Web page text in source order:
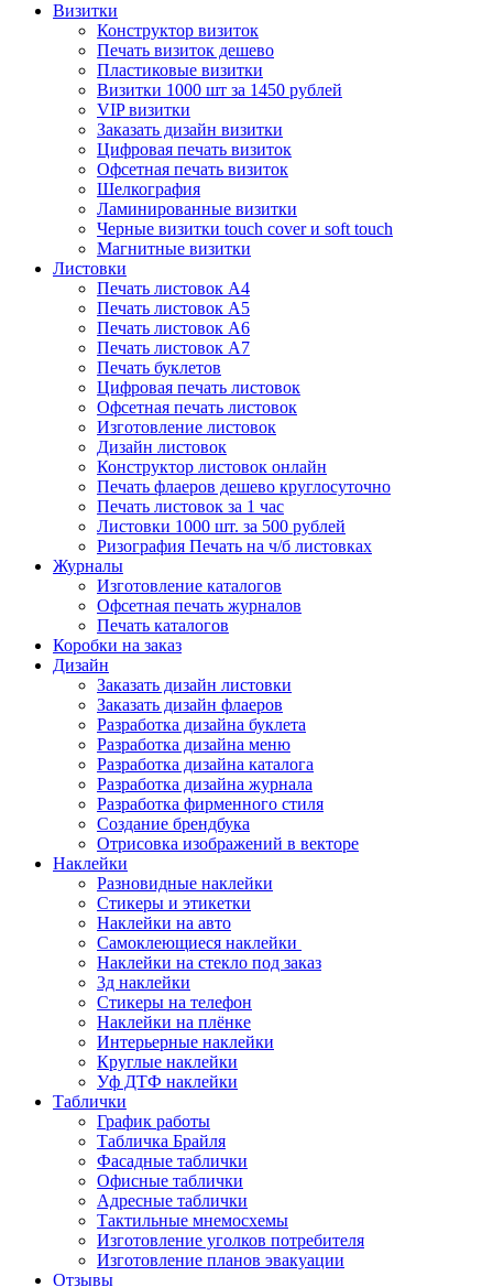
Визитки
Конструктор визиток
Печать визиток дешево
Пластиковые визитки
Визитки 1000 шт за 1450 рублей
VIP визитки
Заказать дизайн визитки
Цифровая печать визиток
Офсетная печать визиток
Шелкография
Ламинированные визитки
Черные визитки touch cover и soft touch
Магнитные визитки
Листовки
Печать листовок А4
Печать листовок А5
Печать листовок А6
Печать листовок А7
Печать буклетов
Цифровая печать листовок
Офсетная печать листовок
Изготовление листовок
Дизайн листовок
Конструктор листовок онлайн
Печать флаеров дешево круглосуточно
Печать листовок за 1 час
Листовки 1000 шт. за 500 рублей
Ризография Печать на ч/б листовках
Журналы
Изготовление каталогов
Офсетная печать журналов
Печать каталогов
Коробки на заказ
Дизайн
Заказать дизайн листовки
Заказать дизайн флаеров
Разработка дизайна буклета
Разработка дизайна меню
Разработка дизайна каталога
Разработка дизайна журнала
Разработка фирменного стиля
Создание брендбука
Отрисовка изображений в векторе
Наклейки
Разновидные наклейки
Стикеры и этикетки
Наклейки на авто
Самоклеющиеся наклейки
Наклейки на стекло под заказ
3д наклейки
Cтикеры на телефон
Наклейки на плёнке
Интерьерные наклейки
Круглые наклейки
Уф ДТФ наклейки
Таблички
График работы
Табличка Брайля
Фасадные таблички
Офисные таблички
Адресные таблички
Тактильные мнемосхемы
Изготовление уголков потребителя
Изготовление планов эвакуации
Отзывы